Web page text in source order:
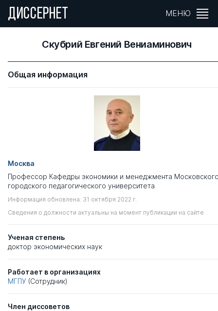
ДИССЕРНЕТ МЕНЮ
Скубрий Евгений Вениаминович
Общая информация
Москва
Профессор Кафедры экономики и менеджмента
городского педагогического университета
Информация обновлена: 31 октября 2022 г.
Сведения о должности актуальны на момент публикации на сайте
Ученая степень
доктор экономических наук
Работает в организациях
МГПУ (Сотрудник)
Член диссоветов